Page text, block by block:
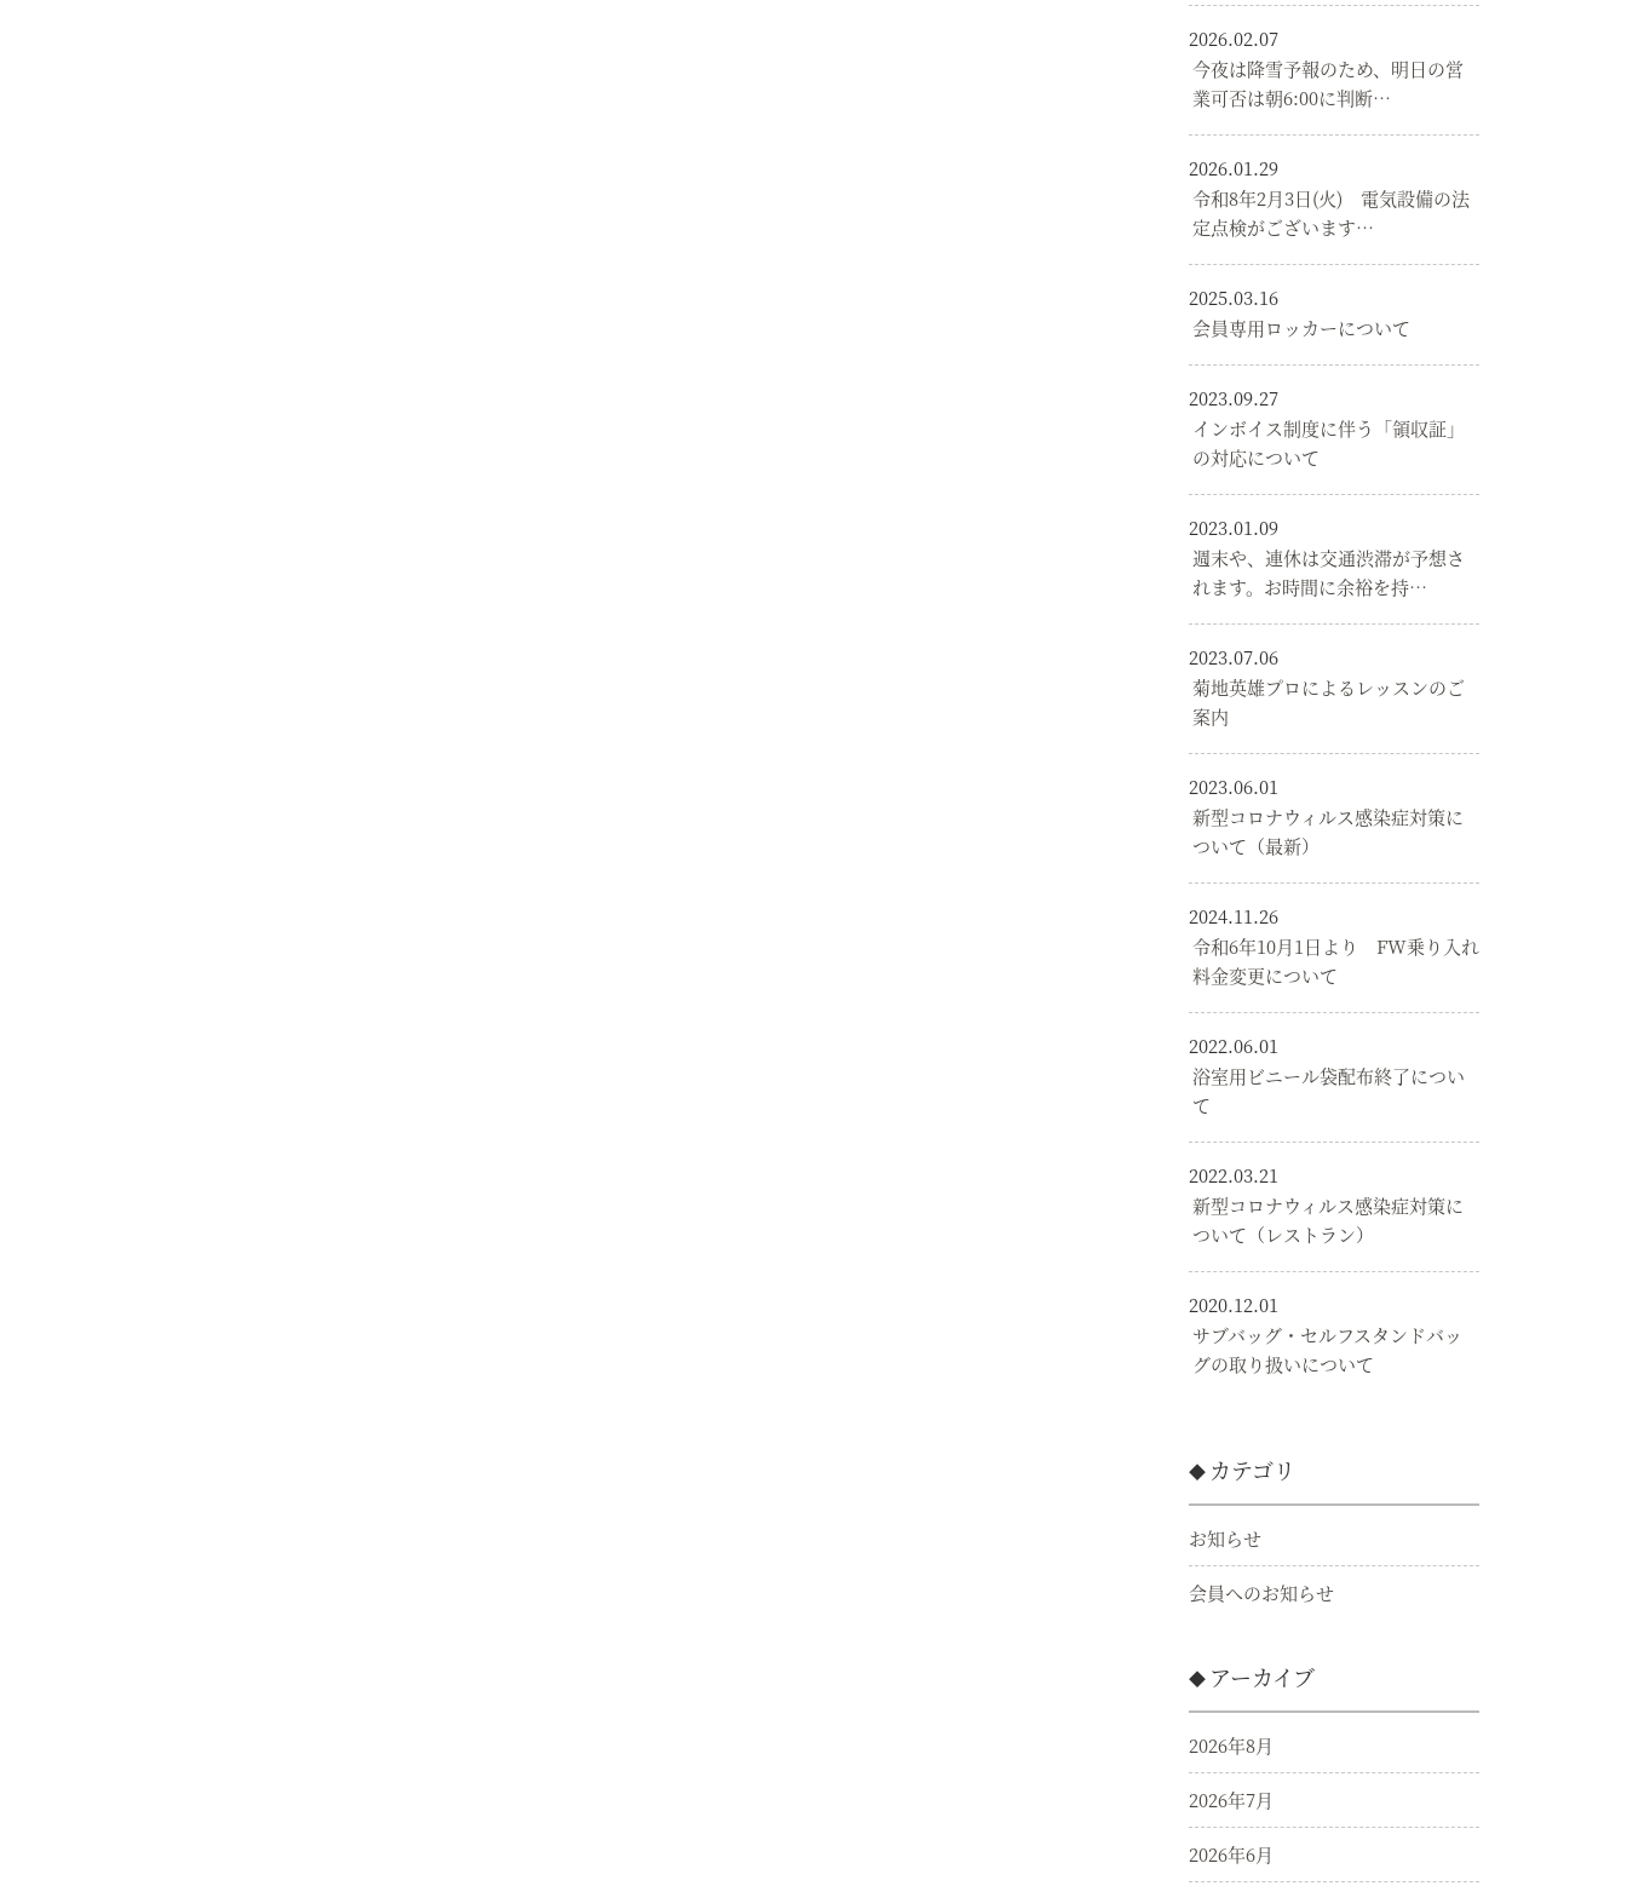
2026.02.07
今夜は降雪予報のため、明日の営
業可否は朝6:00に判断…
2026.01.29
令和8年2月3日(火) 電気設備の法
定点検がございます…
2025.03.16
会員専用ロッカーについて
2023.09.27
インボイス制度に伴う「領収証」
の対応について
2023.01.09
週末や、連休は交通渋滞が予想さ
れます。お時間に余裕を持…
2023.07.06
菊地英雄プロによるレッスンのご
案内
2023.06.01
新型コロナウィルス感染症対策に
ついて（最新）
2024.11.26
令和6年10月1日より FW乗り入れ
料金変更について
2022.06.01
浴室用ビニール袋配布終了につい
て
2022.03.21
新型コロナウィルス感染症対策に
ついて（レストラン）
2020.12.01
サブバッグ・セルフスタンドバッ
グの取り扱いについて
カテゴリ
お知らせ
会員へのお知らせ
アーカイブ
2026年8月
2026年7月
2026年6月